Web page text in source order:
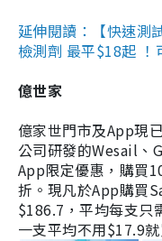
延伸閱讀：【快速測
檢測劑 最平$18起
億世家
億家世門市及App現
公司研發的Wesail、
App限定優惠，購買
折。現凡於App購買
$186.7，平均每支只
一支平均不用$17.9